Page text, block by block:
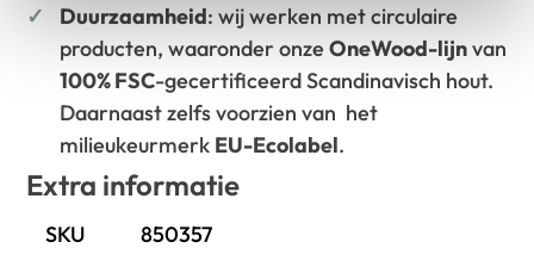
Duurzaamheid: wij werken met circulaire
producten, waaronder onzeOneWood-lijnvan
100% FSC-gecertificeerd Scandinavisch hout.
Daarnaast zelfs voorzien van het
milieukeurmerk EU-Ecolabel.
Extra informatie
SKU 850357